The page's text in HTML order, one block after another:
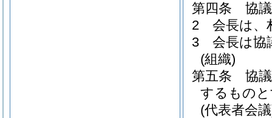
第四条
協
2
会長は、
3
会長は協
(組織)
第五条
協
するもの
(代表者会